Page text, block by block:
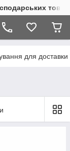
для доставки